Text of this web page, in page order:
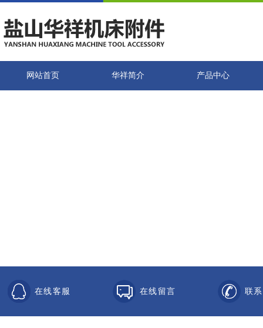
网站首页 华祥简介 产品中心
在线客服 在线留言 联